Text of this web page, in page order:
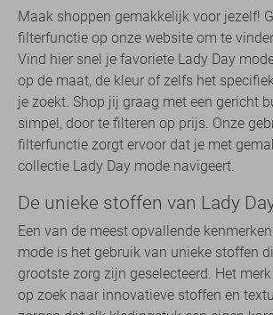
Maak shoppen gemakkelijk voor jezelf!
filterfunctie op onze website om te
Vind hier snel je favoriete Lady Day
op de maat, de kleur of zelfs het
je zoekt. Shop jij graag met een gericht
simpel, door te filteren op prijs. Onze
filterfunctie zorgt ervoor dat je met
collectie Lady Day mode navigeert.
De unieke stoffen van Lady
Een van de meest opvallende
mode is het gebruik van unieke stoffen
grootste zorg zijn geselecteerd. Het
op zoek naar innovatieve stoffen en